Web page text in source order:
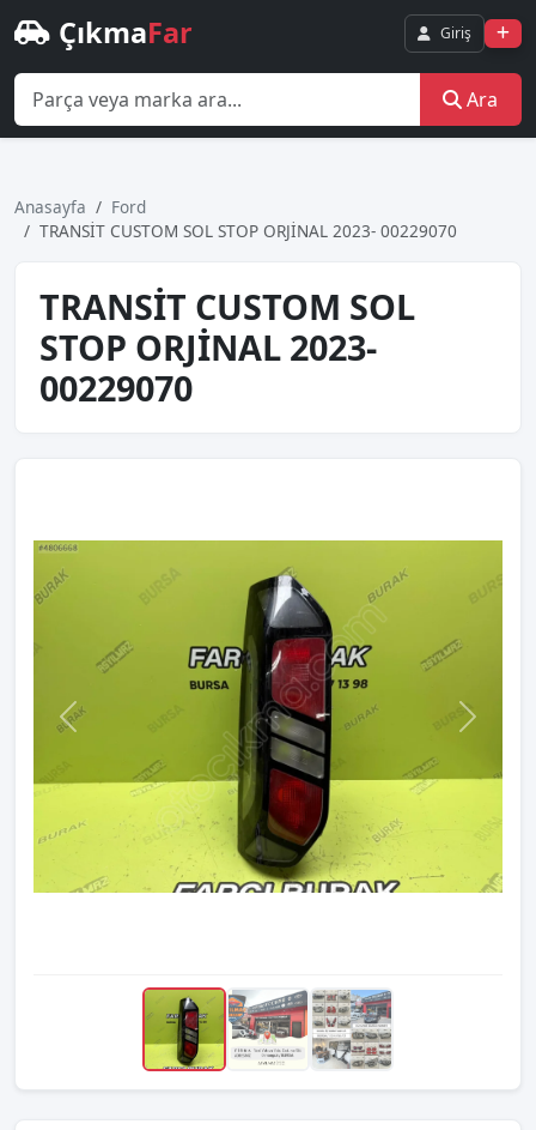
ÇıkmaFar Giriş
Ara
Anasayfa
Ford
TRANSİT CUSTOM SOL STOP ORJİNAL 2023- 00229070
TRANSİT CUSTOM SOL
STOP ORJİNAL 2023-
00229070